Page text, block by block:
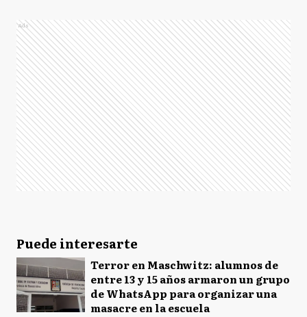
Ads
Puede interesarte
Terror en Maschwitz: alumnos de
entre 13 y 15 años armaron un grupo
de WhatsApp para organizar una
masacre en la escuela